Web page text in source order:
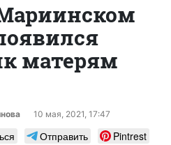
матерям
10 мая, 2021, 17:47
Отправить
Pintrest